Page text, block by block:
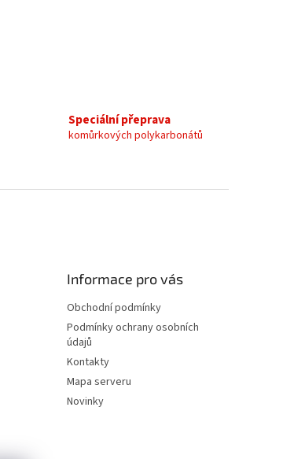
Speciální přeprava
komůrkových polykarbonátů
Informace pro vás
Obchodní podmínky
Podmínky ochrany osobních
údajů
Kontakty
Mapa serveru
Novinky